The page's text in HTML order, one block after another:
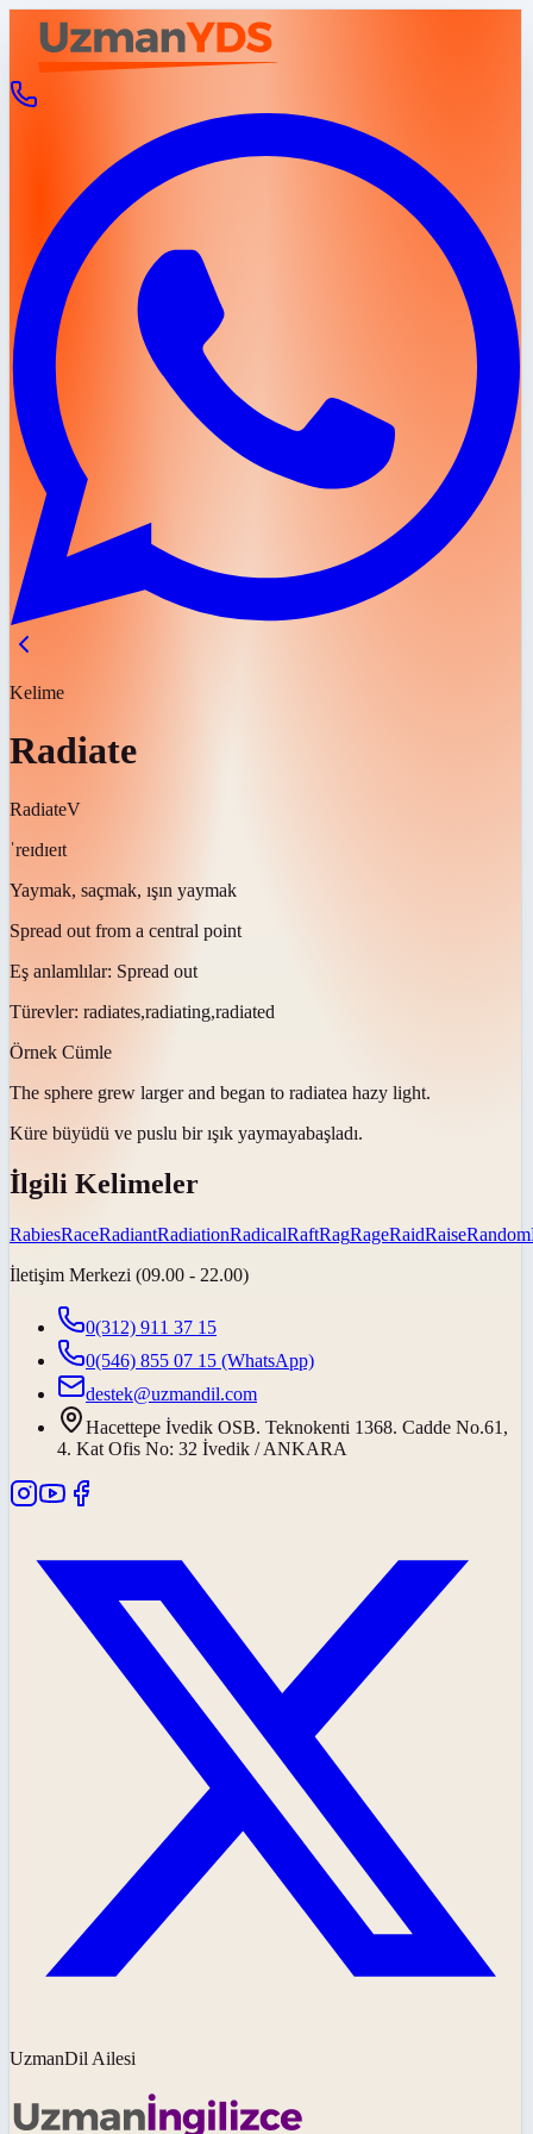
Kelime
Radiate
RadiateV
ˈreɪdɪeɪt
Yaymak, saçmak, ışın yaymak
Spread out from a central point
Eş anlamlılar: Spread out
Türevler: radiates,radiating,radiated
Örnek Cümle
The sphere grew larger and began to radiatea hazy light.
Küre büyüdü ve puslu bir ışık yaymayabaşladı.
İlgili Kelimeler
RabiesRaceRadiantRadiationRadicalRaftRagRageRaidRaiseRandom
İletişim Merkezi (09.00 - 22.00)
0(312) 911 37 15
0(546) 855 07 15 (WhatsApp)
destek@uzmandil.com
Hacettepe İvedik OSB. Teknokenti 1368. Cadde No.61,
4. Kat Ofis No: 32 İvedik / ANKARA
UzmanDil Ailesi